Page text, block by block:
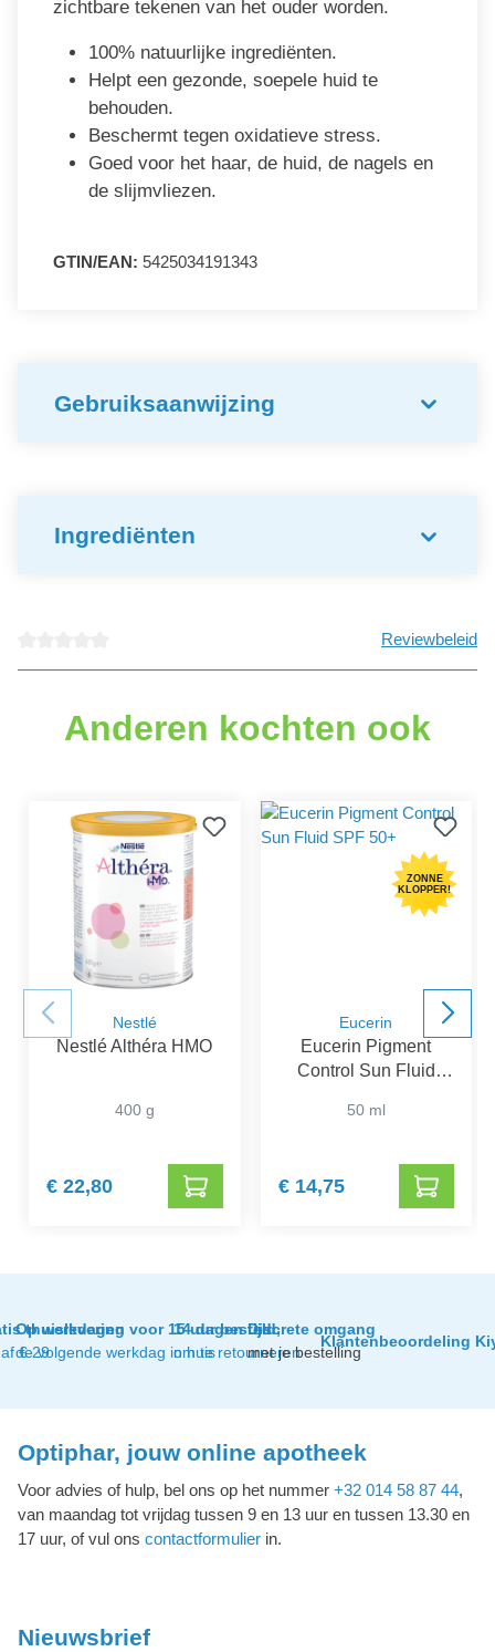
zichtbare tekenen van het ouder worden.
100% natuurlijke ingrediënten.
Helpt een gezonde, soepele huid te
behouden.
Beschermt tegen oxidatieve stress.
Goed voor het haar, de huid, de nagels en
de slijmvliezen.
GTIN/EAN: 5425034191343
Gebruiksaanwijzing
Ingrediënten
Reviewbeleid
Anderen kochten ook
Nestlé
Nestlé Althéra HMO
400 g
€ 22,80
ZONNE
KLOPPER!
Eucerin
Eucerin Pigment
Control Sun Fluid
50 ml
€ 14,75
thuislevering
€ 29
Op werkdagen voor 15 uur besteld,
de volgende werkdag in huis
14 dagen tijd
om te retourneren
Discrete omgang
met je bestelling
Klantenbeoordeling
Optiphar, jouw online apotheek
Voor advies of hulp, bel ons op het nummer +32 014 58 87 44,
van maandag tot vrijdag tussen 9 en 13 uur en tussen 13.30 en
17 uur, of vul ons contactformulier in.
Nieuwsbrief